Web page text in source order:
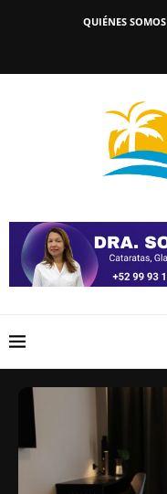
QUIÉNES SOMOS